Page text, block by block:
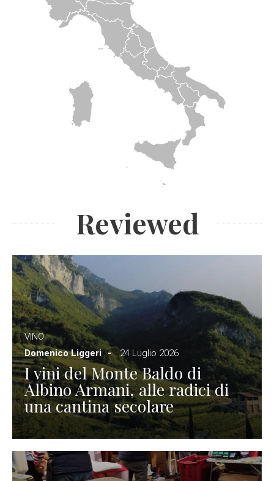
Reviewed
VINO
Domenico Liggeri
24 Luglio 2026
I vini del Monte Baldo di
Albino Armani, alle radici di
una cantina secolare